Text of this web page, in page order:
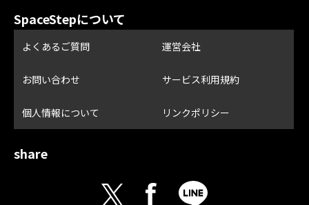
SpaceStepについて
よくあるご質問 運営会社
お問い合わせ サービス利用規約
個人情報について リンクポリシー
share